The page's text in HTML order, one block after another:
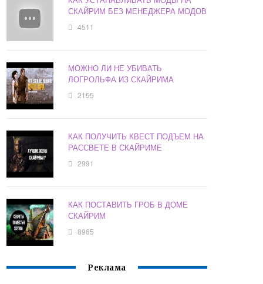
СКАЙРИМ БЕЗ МЕНЕДЖЕРА МОДОВ
4511
МОЖНО ЛИ НЕ УБИВАТЬ
ЛОГРОЛЬФА ИЗ СКАЙРИМА
2155
КАК ПОЛУЧИТЬ КВЕСТ ПОДЪЕМ НА
РАССВЕТЕ В СКАЙРИМЕ
2991
КАК ПОСТАВИТЬ ГРОБ В ДОМЕ
СКАЙРИМ
8965
Реклама